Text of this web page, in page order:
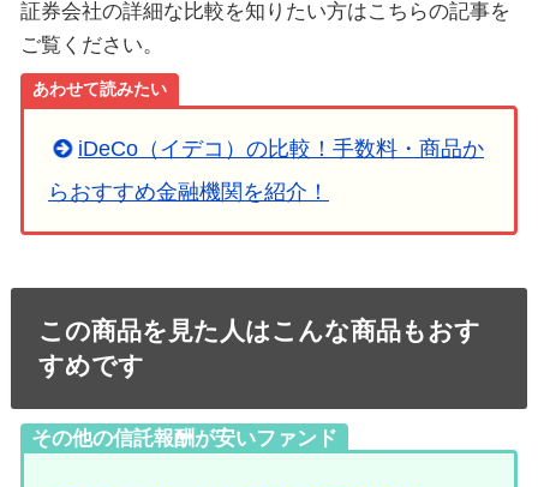
証券会社の詳細な比較を知りたい方はこちらの記事を
ご覧ください。
あわせて読みたい
iDeCo（イデコ）の比較！手数料・商品か
らおすすめ金融機関を紹介！
この商品を見た人はこんな商品もおす
すめです
その他の信託報酬が安いファンド